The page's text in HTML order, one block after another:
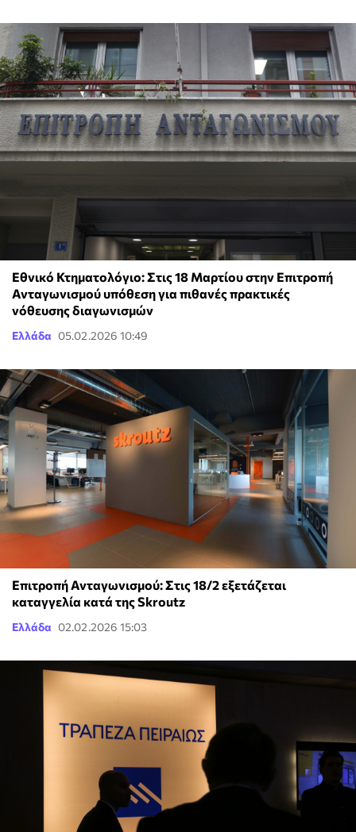
Εθνικό Κτηματολόγιο: Στις 18 Μαρτίου στην Επιτροπή
Ανταγωνισμού υπόθεση για πιθανές πρακτικές
νόθευσης διαγωνισμών
Ελλάδα 05.02.2026 10:49
Επιτροπή Ανταγωνισμού: Στις 18/2 εξετάζεται
καταγγελία κατά της Skroutz
Ελλάδα 02.02.2026 15:03